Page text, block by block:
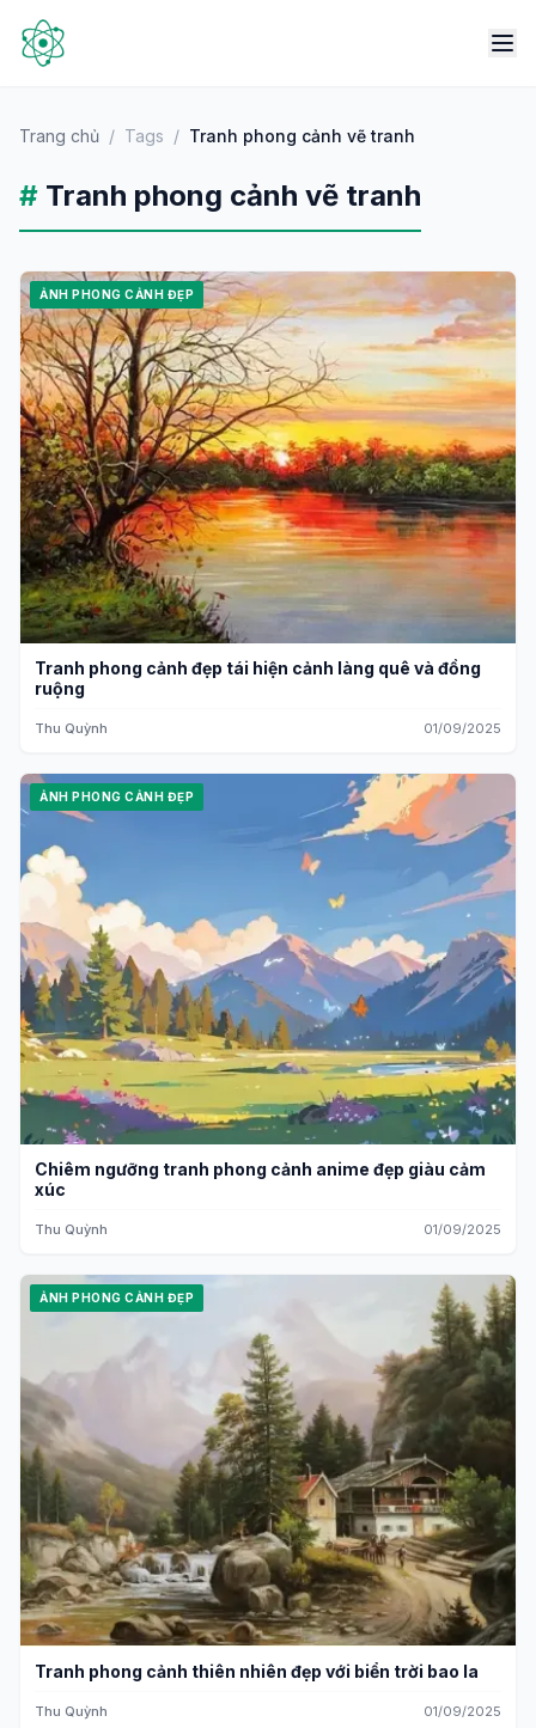
Trang chủ / Tags / Tranh phong cảnh vẽ tranh
# Tranh phong cảnh vẽ tranh
ẢNH PHONG CẢNH ĐẸP
Tranh phong cảnh đẹp tái hiện cảnh làng quê và đồng
ruộng
Thu Quỳnh 01/09/2025
ẢNH PHONG CẢNH ĐẸP
Chiêm ngưỡng tranh phong cảnh anime đẹp giàu cảm
xúc
Thu Quỳnh 01/09/2025
ẢNH PHONG CẢNH ĐẸP
Tranh phong cảnh thiên nhiên đẹp với biển trời bao la
Thu Quỳnh 01/09/2025